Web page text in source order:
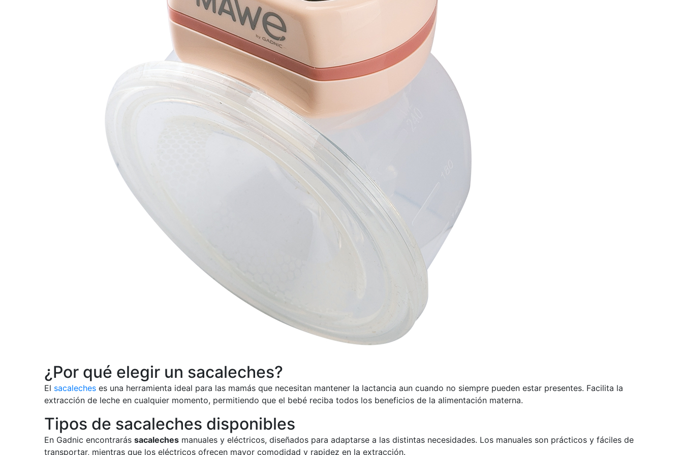
¿Por qué elegir un sacaleches?
El sacaleches es una herramienta ideal para las mamás que necesitan mantener la lactancia aun cuando no siempre pueden estar presentes. Facilita la
extracción de leche en cualquier momento, permitiendo que el bebé reciba todos los beneficios de la alimentación materna.
Tipos de sacaleches disponibles
En Gadnic encontrarás sacaleches manuales y eléctricos, diseñados para adaptarse a las distintas necesidades. Los manuales son prácticos y fáciles de
transportar, mientras que los eléctricos ofrecen mayor comodidad y rapidez en la extracción.